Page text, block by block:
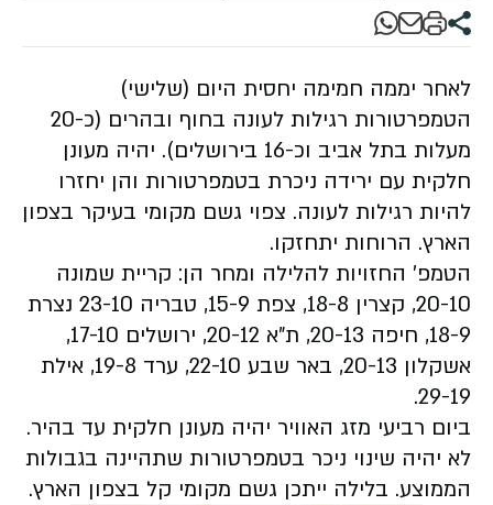
לאחר יממה חמימה יחסית היום (שלישי)
הטמפרטורות רגילות לעונה בחוף ובהרים (כ-20
מעלות בתל אביב וכ-16 בירושלים). יהיה מעונן
חלקית עם ירידה ניכרת בטמפרטורות והן יחזרו
להיות רגילות לעונה. צפוי גשם מקומי בעיקר בצפון
הארץ. הרוחות יתחזקו.
הטמפ' החזויות להלילה ומחר הן: קריית שמונה
20-10, קצרין 18-8, צפת 15-9, טבריה 23-10 נצרת
18-9, חיפה 20-13, ‏ת"א 20-12, ירושלים 17-10,
אשקלון 20-13, באר שבע 22-10, ערד 19-8‏, אילת
29-19.
ביום רביעי מזג האוויר יהיה מעונן חלקית עד בהיר.
לא יהיה שינוי ניכר בטמפרטורות שתהיינה בגבולות
הממוצע. בלילה ייתכן גשם מקומי קל בצפון הארץ.